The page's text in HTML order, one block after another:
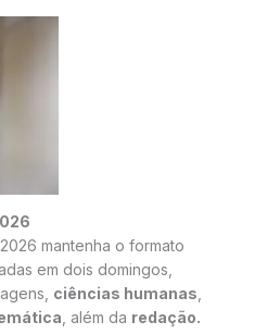
mantenha o formato
em dois domingos,
ciências humanas
, além da redação.